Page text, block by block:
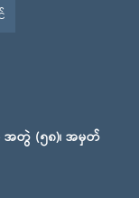
အတွဲ (၅၈)၊ အမှတ်